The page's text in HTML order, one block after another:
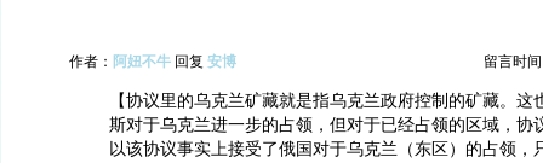
作者： 阿妞不牛 回复 安博 留言时间
【协议里的乌克兰矿藏就是指乌克兰政府控制的矿藏。这
斯对于乌克兰进一步的占领，但对于已经占领的区域，协
以该协议事实上接受了俄国对于乌克兰（东区）的占领，